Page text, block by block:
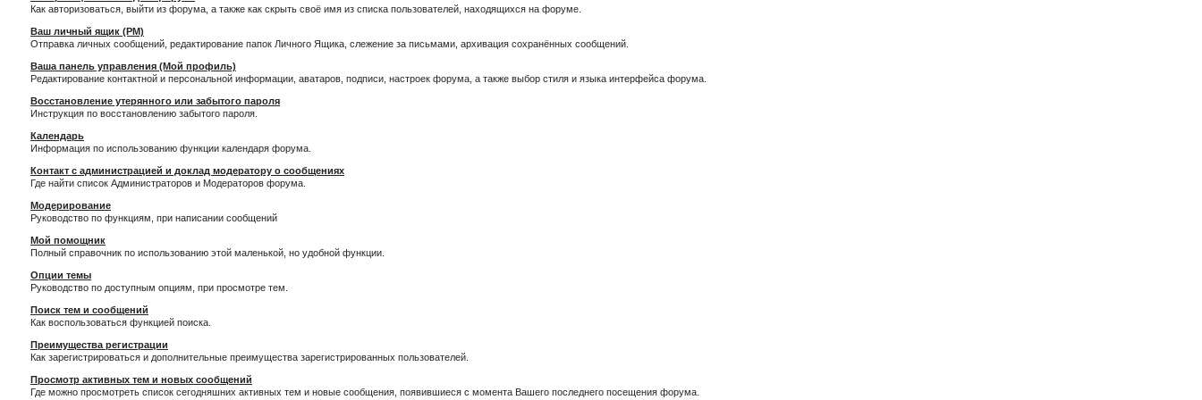
Как авторизоваться, выйти из форума, а также как скрыть своё имя из списка пользователей, находящихся на форуме.
Ваш личный ящик (PM)
Отправка личных сообщений, редактирование папок Личного Ящика, слежение за письмами, архивация сохранённых сообщений.
Ваша панель управления (Мой профиль)
Редактирование контактной и персональной информации, аватаров, подписи, настроек форума, а также выбор стиля и языка интерфейса форума.
Восстановление утерянного или забытого пароля
Инструкция по восстановлению забытого пароля.
Календарь
Информация по использованию функции календаря форума.
Контакт с администрацией и доклад модератору о сообщениях
Где найти список Администраторов и Модераторов форума.
Модерирование
Руководство по функциям, при написании сообщений
Мой помощник
Полный справочник по использованию этой маленькой, но удобной функции.
Опции темы
Руководство по доступным опциям, при просмотре тем.
Поиск тем и сообщений
Как воспользоваться функцией поиска.
Преимущества регистрации
Как зарегистрироваться и дополнительные преимущества зарегистрированных пользователей.
Просмотр активных тем и новых сообщений
Где можно просмотреть список сегодняшних активных тем и новые сообщения, появившиеся с момента Вашего последнего посещения форума.